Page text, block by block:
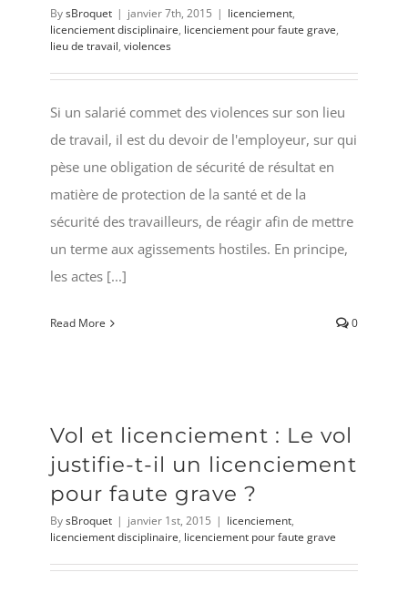
BysBroquet | janvier 7th, 2015 | licenciement,
licenciement disciplinaire, licenciement pour faute grave,
lieu de travail, violences
Si un salarié commet des violences sur son lieu
de travail, il est du devoir de l'employeur, sur qui
pèse une obligation de sécurité de résultat en
matière de protection de la santé et de la
sécurité des travailleurs, de réagir afin de mettre
un terme aux agissements hostiles. En principe,
les actes [...]
Read More 0
Vol et licenciement : Le vol
justifie-t-il un licenciement
pour faute grave ?
BysBroquet | janvier 1st, 2015 | licenciement,
licenciement disciplinaire, licenciement pour faute grave